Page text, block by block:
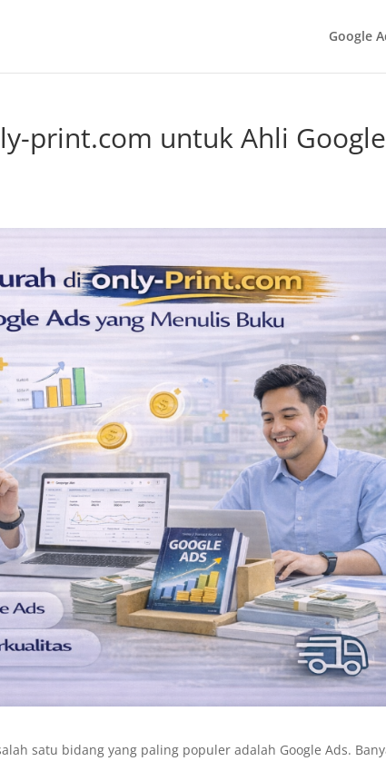
Google
print.com untuk Ahli Google
satu bidang yang paling populer adalah Google Ads.